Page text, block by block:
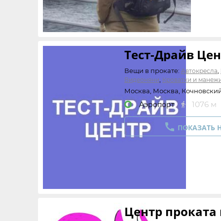
Тест-Драйв
Вещи в прокате: Автокресла
Видеоняни Кроватки и
Увлажнители воздуха ,
качалки
Москва, Москва,
Аэропорт  1076 м
 ПОКАЗАТЬ
Центр проката